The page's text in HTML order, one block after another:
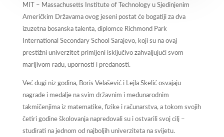
MIT – Massachusetts Institute of Technology u Sjedinjenim
Američkim Državama ovog jeseni postat će bogatiji za dva
izuzetna bosanska talenta, diplomce Richmond Park
International Secondary School Sarajevo, koji su na ovaj
prestižni univerzitet primljeni isključivo zahvaljujući svom
marljivom radu, upornosti i predanosti.
Već dugi niz godina, Boris Velašević i Lejla Skelić osvajaju
nagrade i medalje na svim državnim i međunarodnim
takmičenjima iz matematike, fizike i računarstva, a tokom svojih
četiri godine školovanja napredovali su i ostvarili svoj cilj –
studirati na jednom od najboljih univerziteta na svijetu.